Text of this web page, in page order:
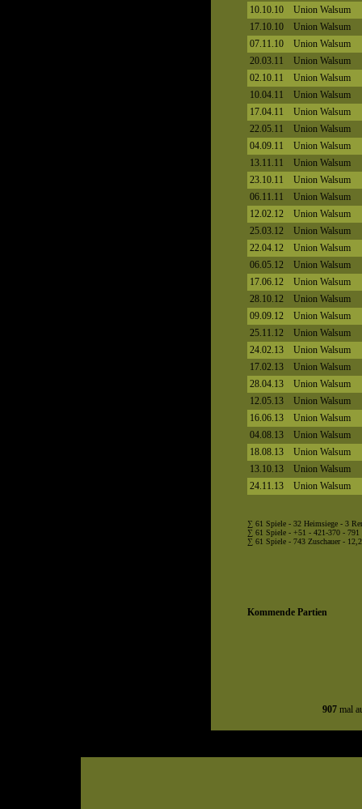
10.10.10
Union Walsum
17.10.10
Union Walsum
07.11.10
Union Walsum
20.03.11
Union Walsum
02.10.11
Union Walsum
10.04.11
Union Walsum
17.04.11
Union Walsum
22.05.11
Union Walsum
04.09.11
Union Walsum
13.11.11
Union Walsum
23.10.11
Union Walsum
06.11.11
Union Walsum
12.02.12
Union Walsum
25.03.12
Union Walsum
22.04.12
Union Walsum
06.05.12
Union Walsum
17.06.12
Union Walsum
28.10.12
Union Walsum
09.09.12
Union Walsum
25.11.12
Union Walsum
24.02.13
Union Walsum
17.02.13
Union Walsum
28.04.13
Union Walsum
12.05.13
Union Walsum
16.06.13
Union Walsum
04.08.13
Union Walsum
18.08.13
Union Walsum
13.10.13
Union Walsum
24.11.13
Union Walsum
∑ 61 Spiele - 32 Heimsiege - 3
∑ 61 Spiele - +51 - 421-370 - 791
∑ 61 Spiele - 743 Zuschauer -
Kommende Partien
907 mal